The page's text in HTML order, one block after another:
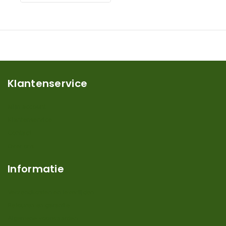
Klantenservice
Informatie